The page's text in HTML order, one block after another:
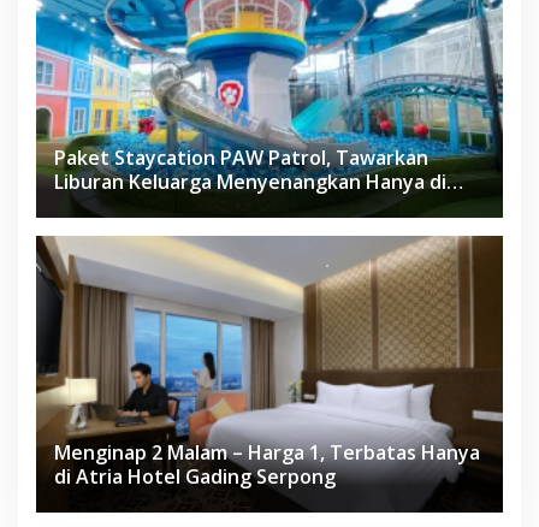
Paket Staycation PAW Patrol, Tawarkan
Liburan Keluarga Menyenangkan Hanya di
Herloom Hotel BSD
Menginap 2 Malam – Harga 1, Terbatas Hanya
di Atria Hotel Gading Serpong